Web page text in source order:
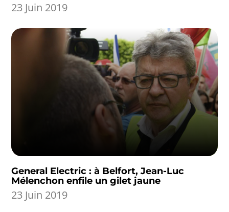
23 Juin 2019
General Electric : à Belfort, Jean-Luc
Mélenchon enfile un gilet jaune
23 Juin 2019